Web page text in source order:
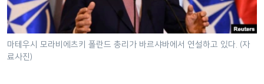
네
비
게
이
마테우시 모라비에츠키 폴란드 총리가 바르샤바에서 연설하고 있다. (자
료사진)